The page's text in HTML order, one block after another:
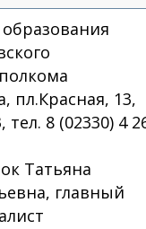
пл.Красная, 13,
тел. 8 (02330) 4
Татьяна
главный